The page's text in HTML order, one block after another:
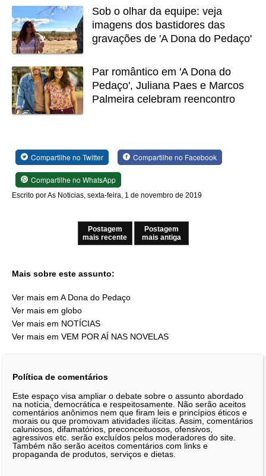
Sob o olhar da equipe: veja
imagens dos bastidores das
gravações de 'A Dona do Pedaço'
Par romântico em 'A Dona do
Pedaço', Juliana Paes e Marcos
Palmeira celebram reencontro
Compartilhe no Twitter Compartilhe no Facebook
Compartilhe no WhatsApp
Escrito por As Noticias, sexta-feira, 1 de novembro de 2019
Postagem
mais recente
Postagem
mais antiga
Mais sobre este assunto:
Ver mais em A Dona do Pedaço
Ver mais em globo
Ver mais em NOTÍCIAS
Ver mais em VEM POR AÍ NAS NOVELAS
Política de comentários
Este espaço visa ampliar o debate sobre o assunto abordado
na notícia, democrática e respeitosamente. Não serão aceitos
comentários anônimos nem que firam leis e princípios éticos e
morais ou que promovam atividades ilícitas. Assim, comentários
caluniosos, difamatórios, preconceituosos, ofensivos,
agressivos etc. serão excluídos pelos moderadores do site.
Também não serão aceitos comentários com links e
propaganda de produtos, serviços e dietas.